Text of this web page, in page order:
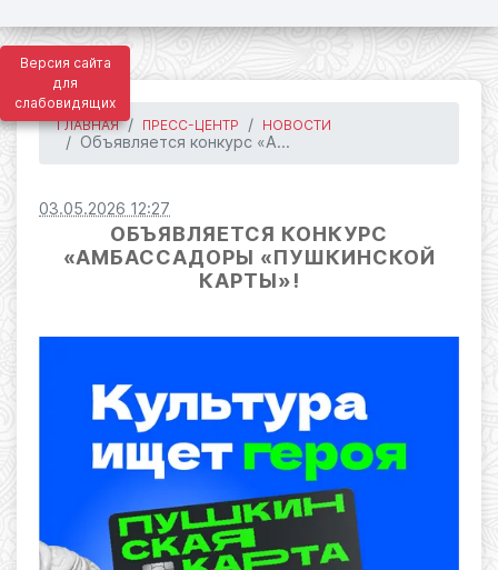
Версия сайта
для
слабовидящих
ГЛАВНАЯ ПРЕСС-ЦЕНТР НОВОСТИ
Объявляется конкурс «А...
03.05.2026 12:27
ОБЪЯВЛЯЕТСЯ КОНКУРС
«АМБАССАДОРЫ «ПУШКИНСКОЙ
КАРТЫ»!